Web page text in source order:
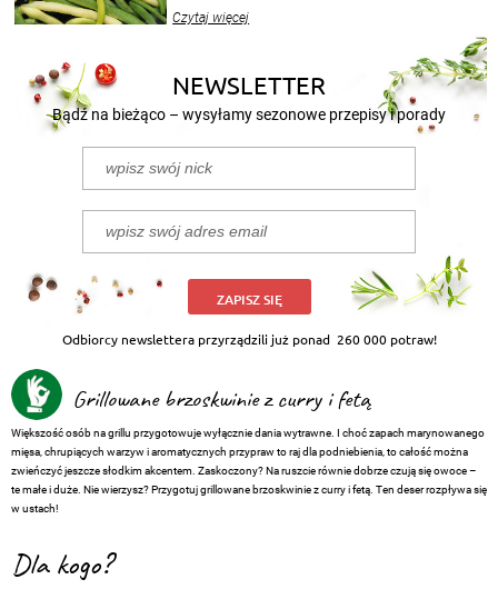
nasze propozycje!
Czytaj więcej
NEWSLETTER
Bądź na bieżąco – wysyłamy sezonowe przepisy i porady
ZAPISZ SIĘ
Odbiorcy newslettera przyrządzili już ponad 260 000 potraw!
Grillowane brzoskwinie z curry i fetą
Większość osób na grillu przygotowuje wyłącznie dania wytrawne. I choć zapach marynowanego
mięsa, chrupiących warzyw i aromatycznych przypraw to raj dla podniebienia, to całość można
zwieńczyć jeszcze słodkim akcentem. Zaskoczony? Na ruszcie równie dobrze czują się owoce –
te małe i duże. Nie wierzysz? Przygotuj grillowane brzoskwinie z curry i fetą. Ten deser rozpływa się
w ustach!
Dla kogo?